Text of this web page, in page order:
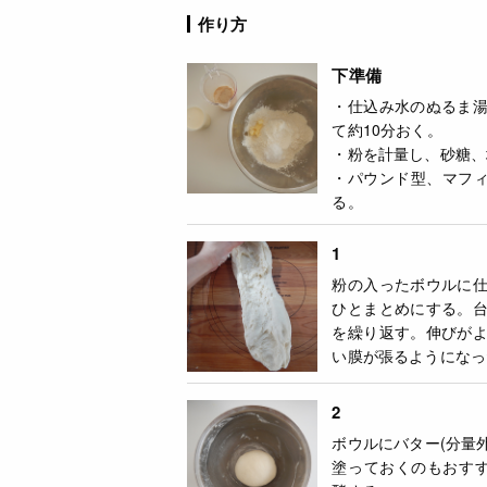
作り方
下準備
・仕込み水のぬるま
て約10分おく。
・粉を計量し、砂糖
・パウンド型、マフ
る。
1
粉の入ったボウルに
ひとまとめにする。
を繰り返す。伸びが
い膜が張るようにな
2
ボウルにバター(分量
塗っておくのもおす